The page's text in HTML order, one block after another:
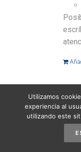
Utilizamos
experiencia al
utilizando este